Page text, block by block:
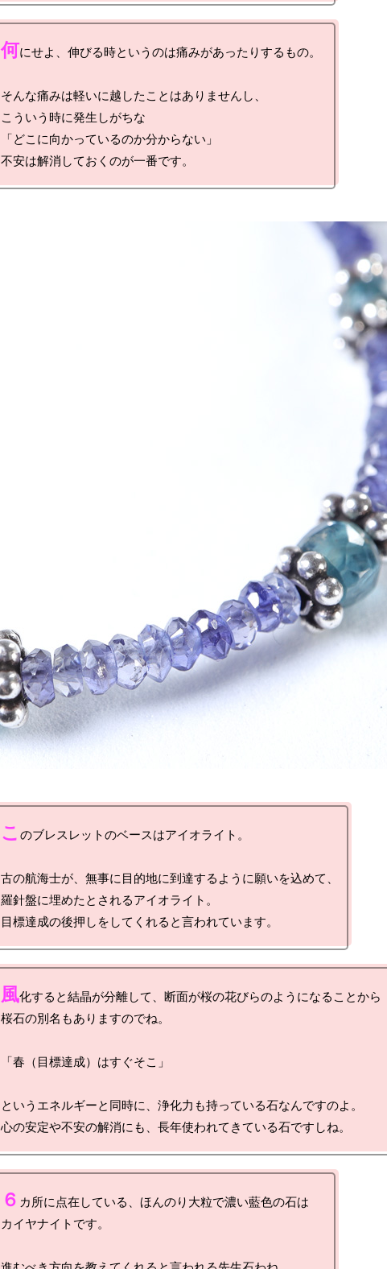
何にせよ、伸びる時というのは痛みがあったりするもの。
そんな痛みは軽いに越したことはありませんし、
こういう時に発生しがちな
「どこに向かっているのか分からない」
こ のブレスレットのベースはアイオライト。
古の航海士が、無事に目的地に到達するように願いを込めて、
羅針盤に埋めたとされるアイオライト。
風化すると結晶が分離して、断面が桜の花びらのようになることから
桜石の別名もありますのでね。
「春（目標達成）はすぐそこ」
というエネルギーと同時に、浄化力も持っている石なんですのよ。
６ カ所に点在している、ほんのり大粒で濃い藍色の石は
カイヤナイトです。